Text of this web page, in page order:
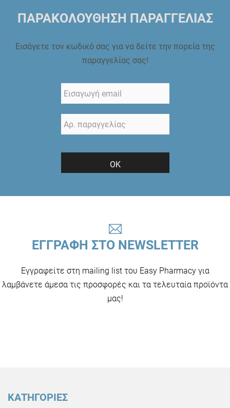
ΠΑΡΑΚΟΛΟΥΘΗΣΗ ΠΑΡΑΓΓΕΛΙΑΣ
Εισάγετε τον κωδικό σας για να δείτε την πορεία της
παραγγελίας σας!
ΟΚ
ΕΓΓΡΑΦΗ ΣΤΟ NEWSLETTER
Εγγραφείτε στη mailing list του Easy Pharmacy για
λαμβάνετε άμεσα τις προσφορές και τα τελευταία προϊόντα
μας!
ΚΑΤΗΓΟΡΙΕΣ